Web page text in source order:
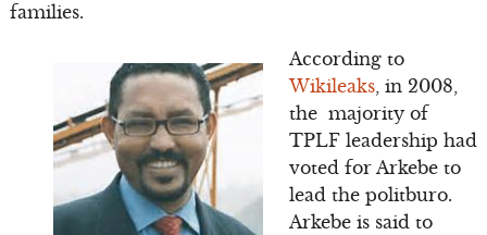
families.
According to
Wikileaks, in 2008,
the majority of
TPLF leadership had
voted for Arkebe to
lead the politburo.
Arkebe is said to